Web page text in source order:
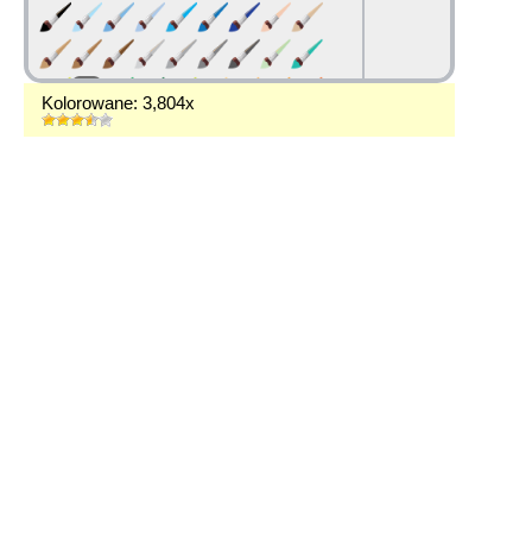
Kolorowane: 3,804x